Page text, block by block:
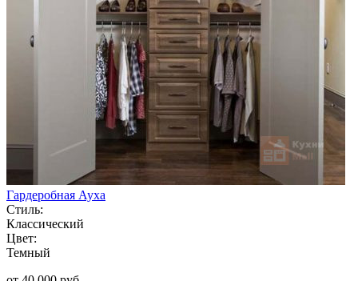
Гардеробная Ауха
Стиль:
Классический
Цвет:
Темный